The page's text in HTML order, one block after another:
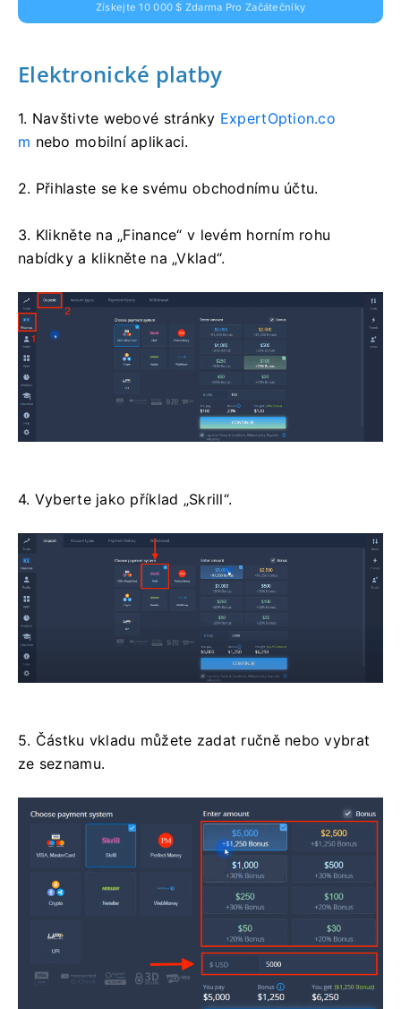
Získejte 10 000 $ Zdarma Pro Začátečníky
Elektronické platby
1. Navštivte webové stránky ExpertOption.co
m nebo mobilní aplikaci.
2. Přihlaste se ke svému obchodnímu účtu.
3. Klikněte na „Finance“ v levém horním rohu
nabídky a klikněte na „Vklad“.
4. Vyberte jako příklad „Skrill“.
5. Částku vkladu můžete zadat ručně nebo vybrat
ze seznamu.